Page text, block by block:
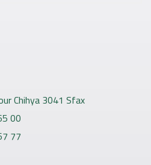
Chihya 3041 Sfax
00
77